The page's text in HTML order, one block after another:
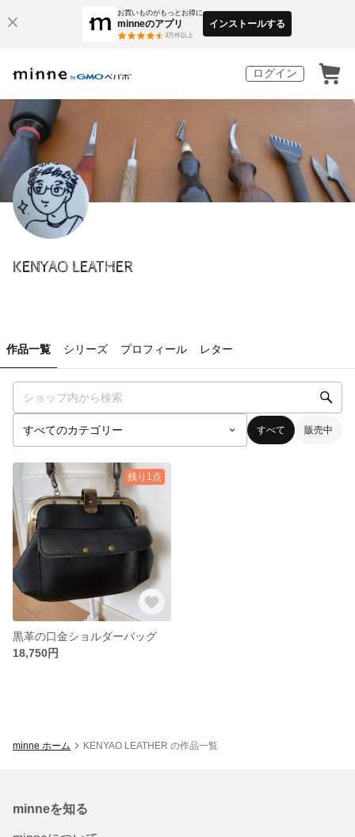
お買いものがもっとお得に
minneのアプリ
3万件以上
インストールする
ログイン
KENYAO LEATHER
作品一覧 シリーズ プロフィール レター
すべて 販売中
残り1点
黒革の口金ショルダーバッグ
18,750円
minne ホーム KENYAO LEATHER の作品一覧
minneを知る